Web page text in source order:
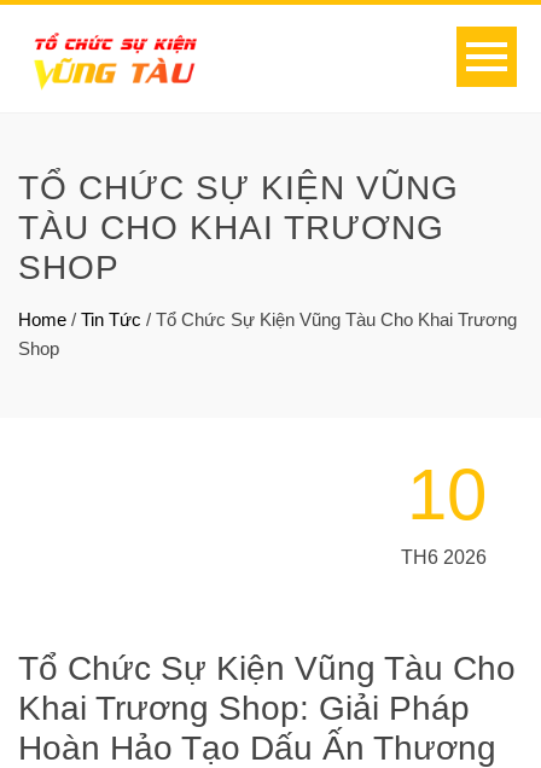
TỔ CHỨC SỰ KIỆN VŨNG
TÀU CHO KHAI TRƯƠNG
SHOP
Home / Tin Tức / Tổ Chức Sự Kiện Vũng Tàu Cho Khai Trương
Shop
10
TH6 2026
Tổ Chức Sự Kiện Vũng Tàu Cho
Khai Trương Shop: Giải Pháp
Hoàn Hảo Tạo Dấu Ấn Thương